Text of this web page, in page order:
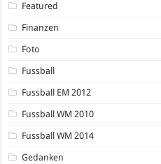
Featured
Finanzen
Foto
Fussball
Fussball EM 2012
Fussball WM 2010
Fussball WM 2014
Gedanken